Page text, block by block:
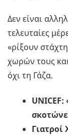
Δεν είναι
τελευταίες
«ρίξουν
χωρών τους
όχι τη Γάζα.
UNICEF: